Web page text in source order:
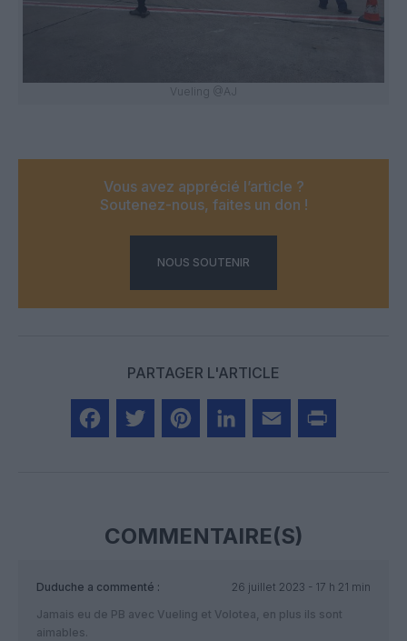
Vueling @AJ
Vous avez apprécié l’article ?
Soutenez-nous, faites un don !
NOUS SOUTENIR
PARTAGER L'ARTICLE
COMMENTAIRE(S)
Duduche a commenté :
26 juillet 2023 - 17 h 21 min
Jamais eu de PB avec Vueling et Volotea, en plus ils sont
aimables.